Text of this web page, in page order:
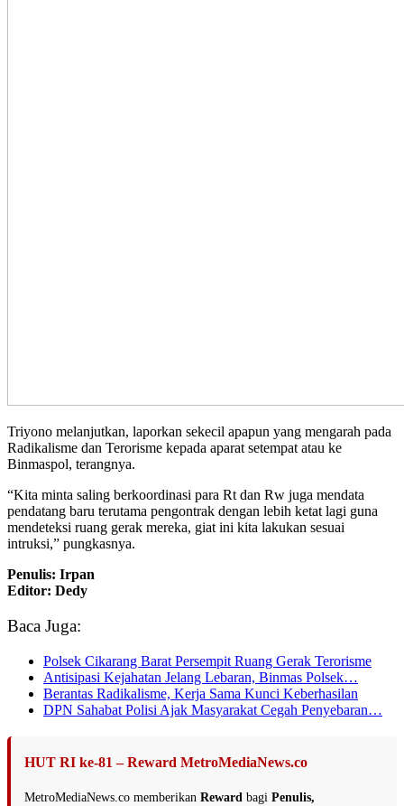
Triyono melanjutkan, laporkan sekecil apapun yang mengarah pada
Radikalisme dan Terorisme kepada aparat setempat atau ke
Binmaspol, terangnya.
“Kita minta saling berkoordinasi para Rt dan Rw juga mendata
pendatang baru terutama pengontrak dengan lebih ketat lagi guna
mendeteksi ruang gerak mereka, giat ini kita lakukan sesuai
intruksi,” pungkasnya.
Penulis: Irpan
Editor: Dedy
Baca Juga:
Polsek Cikarang Barat Persempit Ruang Gerak Terorisme
Antisipasi Kejahatan Jelang Lebaran, Binmas Polsek…
Berantas Radikalisme, Kerja Sama Kunci Keberhasilan
DPN Sahabat Polisi Ajak Masyarakat Cegah Penyebaran…
HUT RI ke-81 – Reward MetroMediaNews.co
MetroMediaNews.co memberikan Reward bagi Penulis,